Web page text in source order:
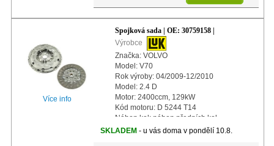
Více info
Spojková sada | OE: 30759158 |
Výrobce
Značka: VOLVO
Model: V70
Rok výroby: 04/2009-12/2010
Model: 2.4 D
Motor: 2400ccm, 129kW
Kód motoru: D 5244 T14
Náhon kol: náhon předních kol
Další info: s automatickým nastavením
SKLADEM - u vás doma v pondělí 10.8.